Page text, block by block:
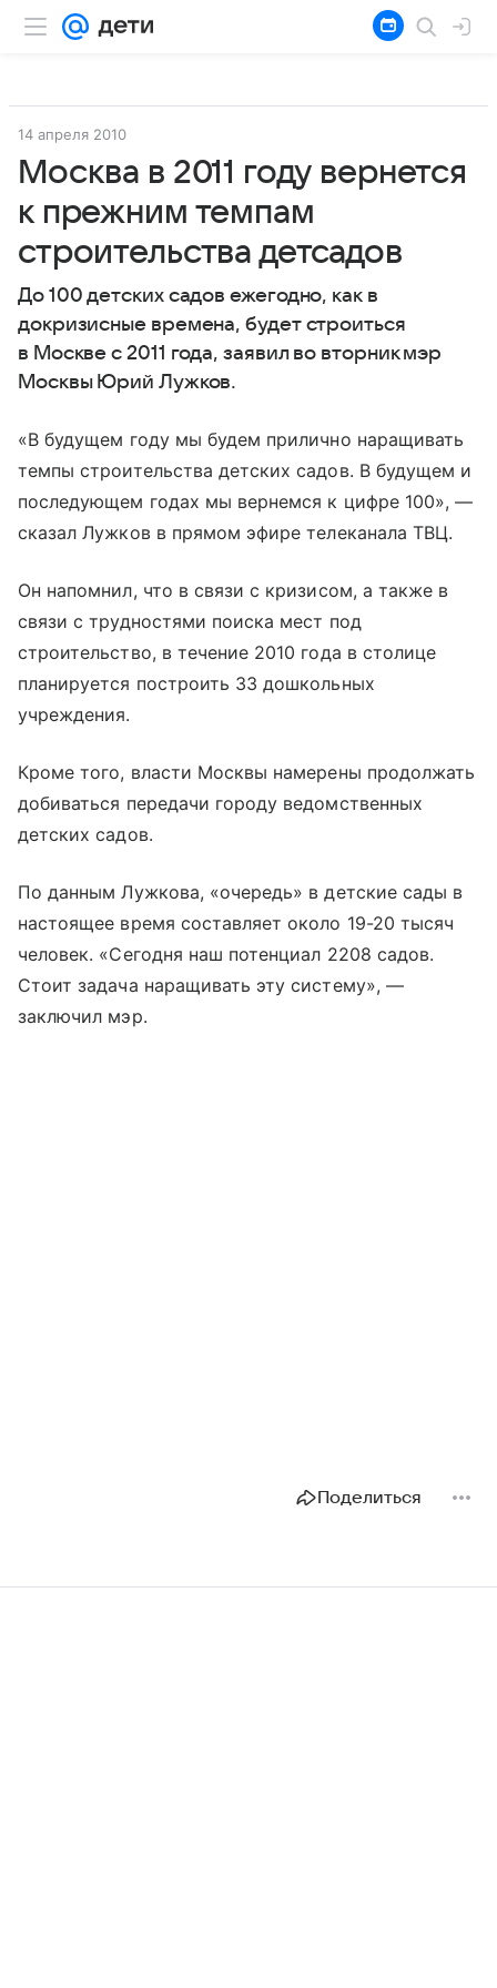
14 апреля 2010
Москва в 2011 году вернется
к прежним темпам
строительства детсадов
До 100 детских садов ежегодно, как в
докризисные времена, будет строиться
в Москве с 2011 года, заявил во вторник мэр
Москвы Юрий Лужков.
«В будущем году мы будем прилично наращивать
темпы строительства детских садов. В будущем и
последующем годах мы вернемся к цифре 100», —
сказал Лужков в прямом эфире телеканала ТВЦ.
Он напомнил, что в связи с кризисом, а также в
связи с трудностями поиска мест под
строительство, в течение 2010 года в столице
планируется построить 33 дошкольных
учреждения.
Кроме того, власти Москвы намерены продолжать
добиваться передачи городу ведомственных
детских садов.
По данным Лужкова, «очередь» в детские сады в
настоящее время составляет около 19-20 тысяч
человек. «Сегодня наш потенциал 2208 садов.
Стоит задача наращивать эту систему», —
заключил мэр.
Поделиться